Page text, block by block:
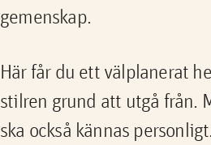
gemenskap.
Här får du ett välplanerat
stilren grund att utgå från.
ska också kännas